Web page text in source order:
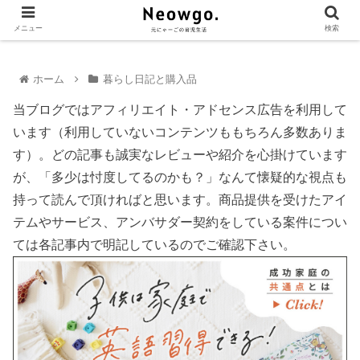
ホーム 暮らし日記と購入品
当ブログではアフィリエイト・アドセンス広告を利用して
います（利用していないコンテンツももちろん多数ありま
す）。どの記事も誠実なレビューや紹介を心掛けています
が、「多少は忖度してるのかも？」なんて懐疑的な視点も
持って読んで頂ければと思います。商品提供を受けたアイ
テムやサービス、アンバサダー契約をしている案件につい
ては各記事内で明記しているのでご確認下さい。
メニュー 検索